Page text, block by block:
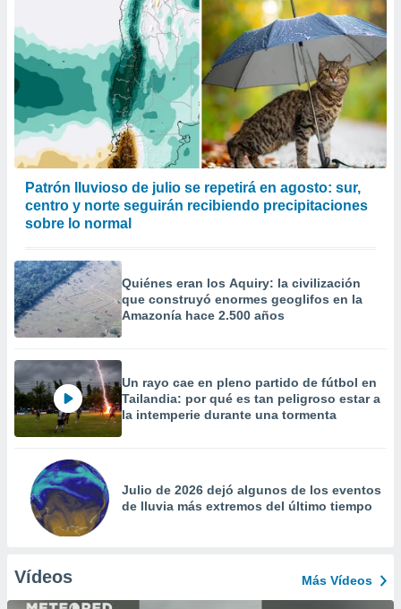
Patrón lluvioso de julio se repetirá en agosto: sur,
centro y norte seguirán recibiendo precipitaciones
sobre lo normal
Quiénes eran los Aquiry: la civilización
que construyó enormes geoglifos en la
Amazonía hace 2.500 años
Un rayo cae en pleno partido de fútbol en
Tailandia: por qué es tan peligroso estar a
la intemperie durante una tormenta
Julio de 2026 dejó algunos de los eventos
de lluvia más extremos del último tiempo
Vídeos Más Vídeos